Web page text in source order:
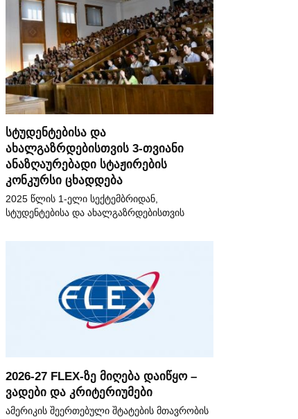
სტუდენტებისა და
ახალგაზრდებისთვის 3-თვიანი
ანაზღაურებადი სტაჟირების
კონკურსი ცხადდება
2025 წლის 1-ელი სექტემბრიდან,
სტუდენტებისა და ახალგაზრდებისთვის
2026-27 FLEX-ზე მიღება დაიწყო –
ვადები და კრიტერიუმები
ამერიკის შეერთებული შტატების მთავრობის